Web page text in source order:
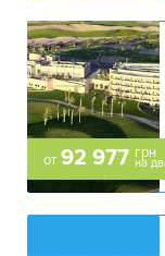
от 92 977 грн
на